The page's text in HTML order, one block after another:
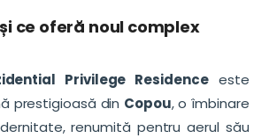
ce oferă noul complex
Privilege Residenceeste
prestigioasă din Copou, o îmbinare
renumită pentru aerul său